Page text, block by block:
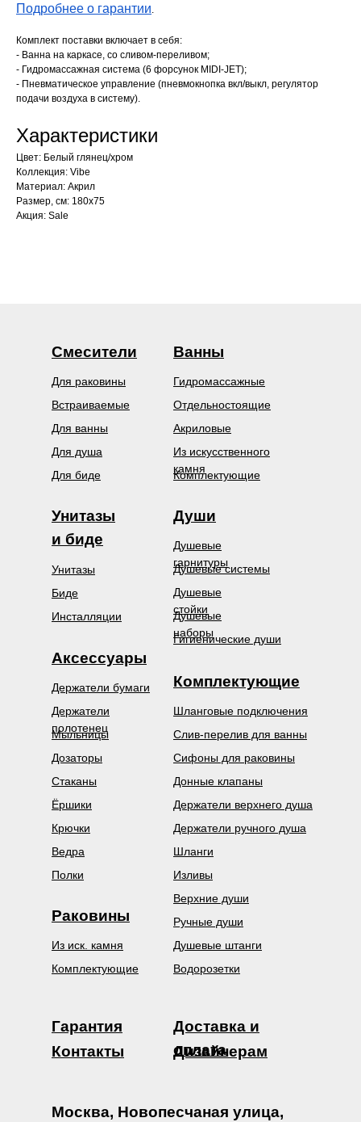
Подробнее о гарантии.
Комплект поставки включает в себя:
- Ванна на каркасе, со сливом-переливом;
- Гидромассажная система (6 форсунок MIDI-JET);
- Пневматическое управление (пневмокнопка вкл/выкл, регулятор
подачи воздуха в систему).
Характеристики
Цвет: Белый глянец/хром
Коллекция: Vibe
Материал: Акрил
Размер, см: 180х75
Акция: Sale
Смесители
Души
Душевые
гарнитуры
Душевые системы
Гигиенические души
Аксессуары
Держатели бумаги
Держатели
полотенец
Мыльницы
Раковины
Из иск. камня
Комплектующие
Встраиваемые
Для биде
Для ванны
Для душа
Для раковины
Ванны
Из искусственного
камня
Комплектующие
Шланговые подключения
Слив-перелив для ванны
Сифоны для раковины
Донные клапаны
Дизайнерам
Доставка и
оплата
Гарантия
Контакты
Душевые
стойки
Душевые
наборы
Дозаторы
Держатели верхнего душа
Гидромассажные
Акриловые
Отдельностоящие
Комплектующие
Инсталляции
Биде
Унитазы
Унитазы
и биде
Стаканы
Ёршики
Крючки
Ведра
Полки
Держатели ручного душа
Шланги
Изливы
Верхние души
Ручные души
Москва, Новопесчаная улица,
Душевые штанги
Водорозетки